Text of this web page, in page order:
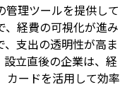
管理ツールを提供して
、経費の可視化が進み
、支出の透明性が高ま
設立直後の企業は、経
カードを活用して効率